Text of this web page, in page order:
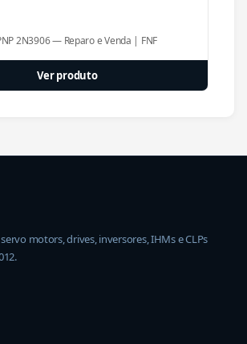
2N3906 — Reparo e Venda | FNF
Ver produto
motors, drives, inversores, IHMs e CLPs